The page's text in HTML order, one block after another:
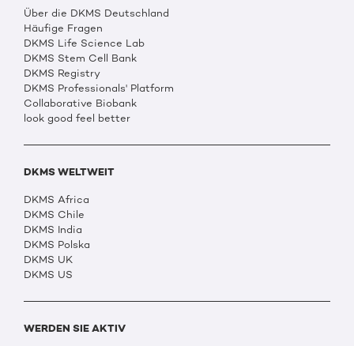
Über die DKMS Deutschland
Häufige Fragen
DKMS Life Science Lab
DKMS Stem Cell Bank
DKMS Registry
DKMS Professionals' Platform
Collaborative Biobank
look good feel better
DKMS WELTWEIT
DKMS Africa
DKMS Chile
DKMS India
DKMS Polska
DKMS UK
DKMS US
WERDEN SIE AKTIV